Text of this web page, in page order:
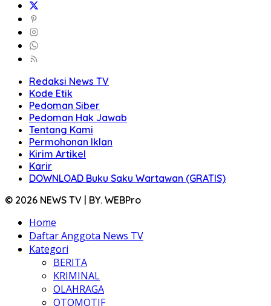
Redaksi News TV
Kode Etik
Pedoman Siber
Pedoman Hak Jawab
Tentang Kami
Permohonan Iklan
Kirim Artikel
Karir
DOWNLOAD Buku Saku Wartawan (GRATIS)
© 2026 NEWS TV | BY. WEBPro
Home
Daftar Anggota News TV
Kategori
BERITA
KRIMINAL
OLAHRAGA
OTOMOTIF